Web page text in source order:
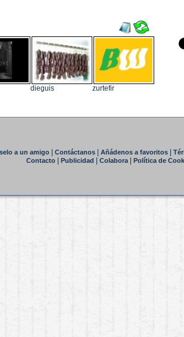
dieguis zurtefir
a un amigo| Contáctanos| Añádenos a favoritos|
Contacto| Publicidad Colabora| Política de